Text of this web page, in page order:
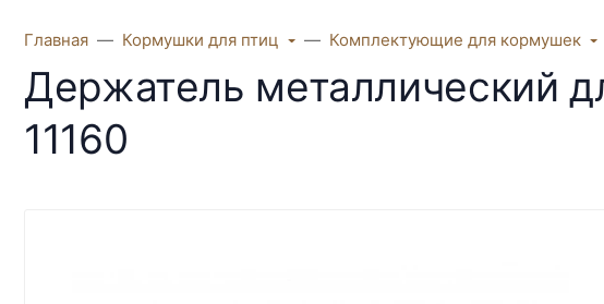
Главная Кормушки для птиц Комплектующие для кормушек
Держатель металлический
11160